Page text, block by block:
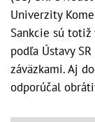
Univerzity
Sankcie sú totiž
podľa Ústavy
záväzkami. Aj
odporúčal